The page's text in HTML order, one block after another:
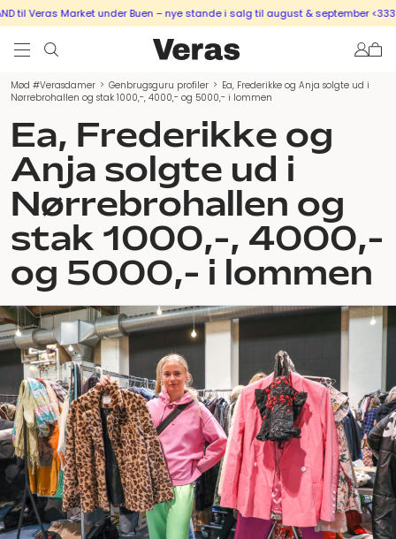
Market under Buen – nye stande i salg til august & september <333 SÆLG
Mød #Verasdamer > Genbrugsguru profiler > Ea, Frederikke og Anja solgte ud i
Nørrebrohallen og stak 1000,-, 4000,- og 5000,- i lommen
Ea, Frederikke og
Anja solgte ud i
Nørrebrohallen og
stak 1000,-, 4000,-
og 5000,- i lommen